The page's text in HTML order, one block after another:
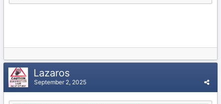
Lazaros
September 2, 2025